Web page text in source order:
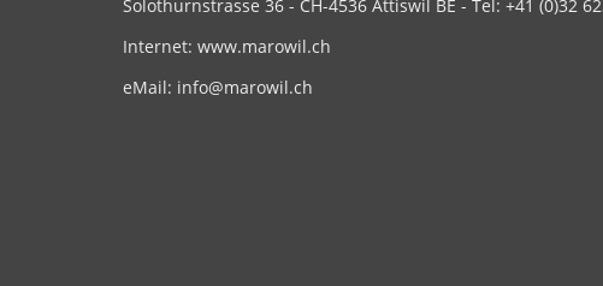
Solothurnstrasse 36 - CH-4536 Attiswil BE - Tel: +41 (0)32
Internet: www.marowil.ch
eMail: info@marowil.ch